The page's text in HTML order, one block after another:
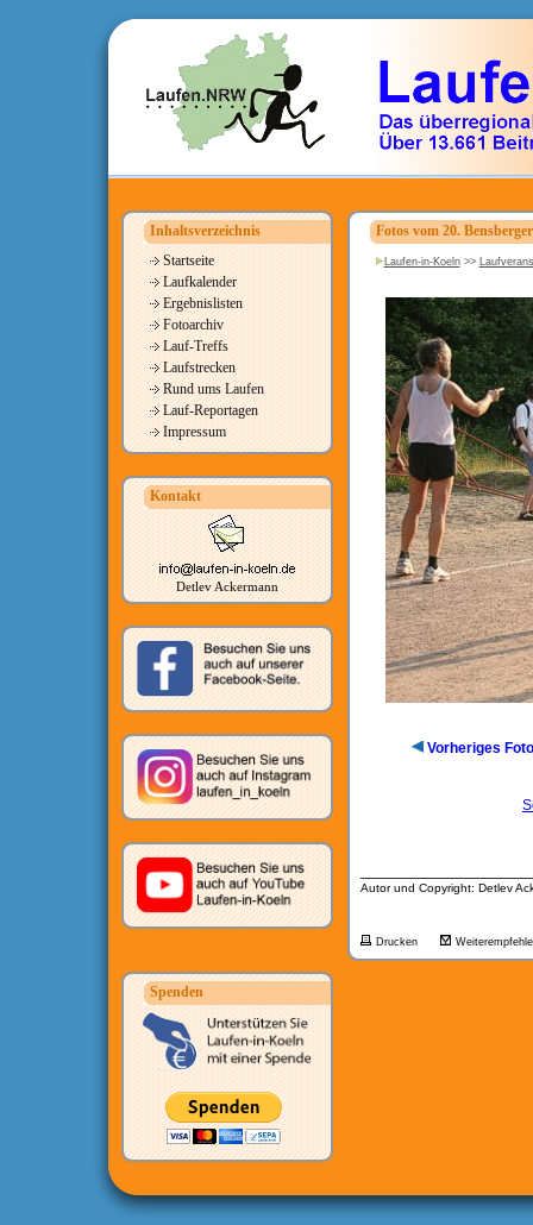
Inhaltsverzeichnis
Startseite
Laufkalender
Ergebnislisten
Fotoarchiv
Lauf-Treffs
Laufstrecken
Rund ums Laufen
Lauf-Reportagen
Impressum
Kontakt
Detlev Ackermann
Spenden
Fotos vom 20.
Laufen-in-Koeln>>
Vorheriges Foto
Autor und Copyright: Detlev
Drucken